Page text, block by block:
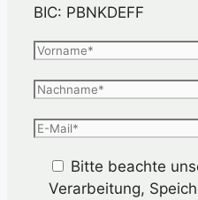
BIC: PBNKDEFF
Bitte beachte
Verarbeitung,